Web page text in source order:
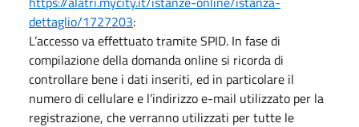
dettaglio/1727203:
L’accesso va effettuato tramite SPID. In fase di
compilazione della domanda online si ricorda di
controllare bene i dati inseriti, ed in particolare il
numero di cellulare e l’indirizzo e-mail utilizzato per la
registrazione, che verranno utilizzati per tutte le